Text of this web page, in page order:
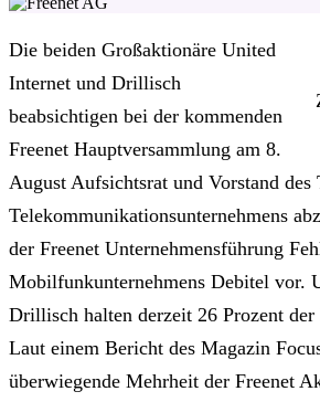
Die beiden Großaktionäre United
Internet und Drillisch
beabsichtigen bei der kommenden
Freenet Hauptversammlung am 8.
August Aufsichtsrat und Vorstand des
Telekommunikationsunternehmens
der Freenet Unternehmensführung
Mobilfunkunternehmens Debitel vor.
Drillisch halten derzeit 26 Prozent der
Laut einem Bericht des Magazin
überwiegende Mehrheit der Freenet